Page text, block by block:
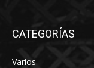
CATEGORÍAS
Varios